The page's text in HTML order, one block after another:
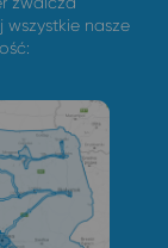
wszystkie nasze